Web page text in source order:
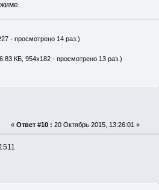
- просмотрено 14 раз.)
КБ, 954x182 - просмотрено 13 раз.)
« Ответ #10 : 20 Октябрь 2015, 13:26:01 »